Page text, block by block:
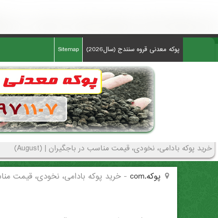
پوکه معدنی قروه سنندج (سال2026) Sitemap
خرید پوکه بادامی، نخودی، قیمت مناسب در باجگيران | (August)
پوکه.com -خرید پوکه بادامی، نخودی، قیمت